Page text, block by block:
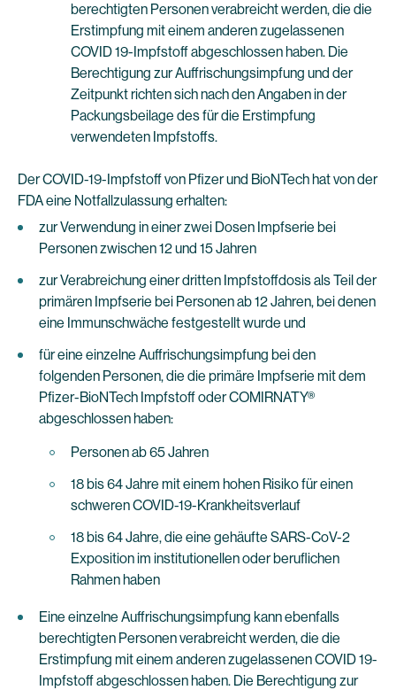
berechtigten Personen verabreicht werden, die die
Erstimpfung mit einem anderen zugelassenen
COVID 19-Impfstoff abgeschlossen haben. Die
Berechtigung zur Auffrischungsimpfung und der
Zeitpunkt richten sich nach den Angaben in der
Packungsbeilage des für die Erstimpfung
verwendeten Impfstoffs.
Der COVID-19-Impfstoff von Pfizer und BioNTech hat von der
FDA eine Notfallzulassung erhalten:
zur Verwendung in einer zwei Dosen Impfserie bei
Personen zwischen 12 und 15 Jahren
zur Verabreichung einer dritten Impfstoffdosis als Teil der
primären Impfserie bei Personen ab 12 Jahren, bei denen
eine Immunschwäche festgestellt wurde und
für eine einzelne Auffrischungsimpfung bei den
folgenden Personen, die die primäre Impfserie mit dem
Pfizer-BioNTech Impfstoff oder COMIRNATY®
abgeschlossen haben:
Personen ab 65 Jahren
18 bis 64 Jahre mit einem hohen Risiko für einen
schweren COVID-19-Krankheitsverlauf
18 bis 64 Jahre, die eine gehäufte SARS-CoV-2
Exposition im institutionellen oder beruflichen
Rahmen haben
Eine einzelne Auffrischungsimpfung kann ebenfalls
berechtigten Personen verabreicht werden, die die
Erstimpfung mit einem anderen zugelassenen COVID 19-
Impfstoff abgeschlossen haben. Die Berechtigung zur